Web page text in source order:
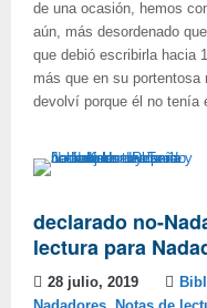
de una ocasión, hemos
aún, más desordenado
que debió escribirla hacia
más que en su
devolví porque él no tenía
declarado no-
lectura para
28 julio, 2019